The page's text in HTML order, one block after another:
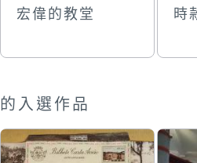
宏偉的教堂 時
的入選作品